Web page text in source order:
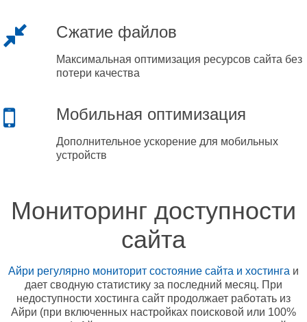
Сжатие файлов
Максимальная оптимизация ресурсов сайта без
потери качества
Мобильная оптимизация
Дополнительное ускорение для мобильных
устройств
Мониторинг доступности
сайта
Айри регулярно мониторит состояние сайта и хостинга и
дает сводную статистику за последний месяц. При
недоступности хостинга сайт продолжает работать из
Айри (при включенных настройках поисковой или 100%